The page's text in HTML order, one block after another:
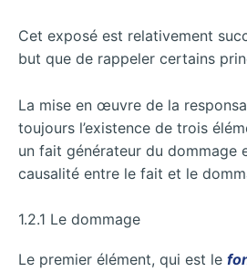
Cet exposé est relativement
but que de rappeler certains
La mise en œuvre de la
toujours l’existence de trois
un fait générateur du dommage
causalité entre le fait et le
1.2.1 Le dommage
Le premier élément, qui est le